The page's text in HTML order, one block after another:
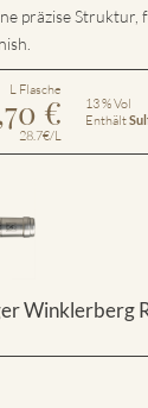
präzise Struktur,
L Flasche
€
28.7€/L
13 % Vol
Enthält
Winklerberg